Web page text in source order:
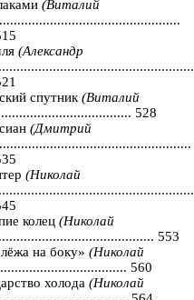
(Виталий
(Александр
спутник (Виталий
528
(Дмитрий
(Николай
колец(Николай
553
на боку»(Николай
560
холода (Николай